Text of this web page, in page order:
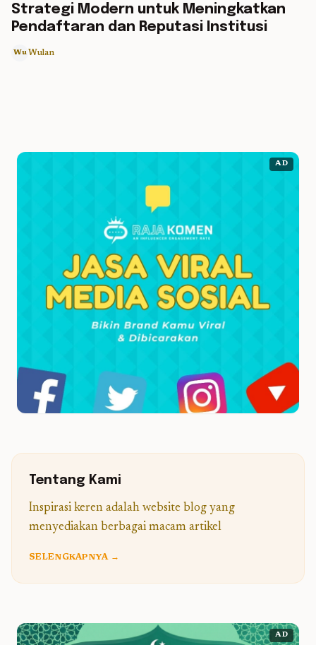
Strategi Modern untuk Meningkatkan
Pendaftaran dan Reputasi Institusi
Wu Wulan
AD
Tentang Kami
Inspirasi keren adalah website blog yang
menyediakan berbagai macam artikel
SELENGKAPNYA →
AD